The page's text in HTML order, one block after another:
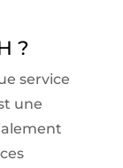
?
service
une